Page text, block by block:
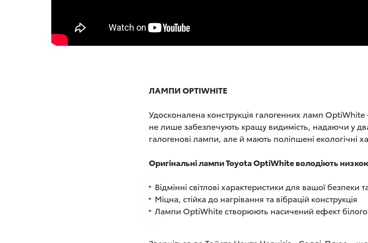
ЛАМПИ OPTIWHITE
Удосконалена конструкція галогенних ламп
не лише забезпечують кращу видимість, надаючи у
галогенові лампи, але й мають поліпшені екологічні
Оригінальні лампи Toyota OptiWhite володіють
Відмінні світлові характеристики для вашої безпеки
Міцна, стійка до нагрівання та вібрацій конструкція
Лампи OptiWhite створюють насичений ефект білого